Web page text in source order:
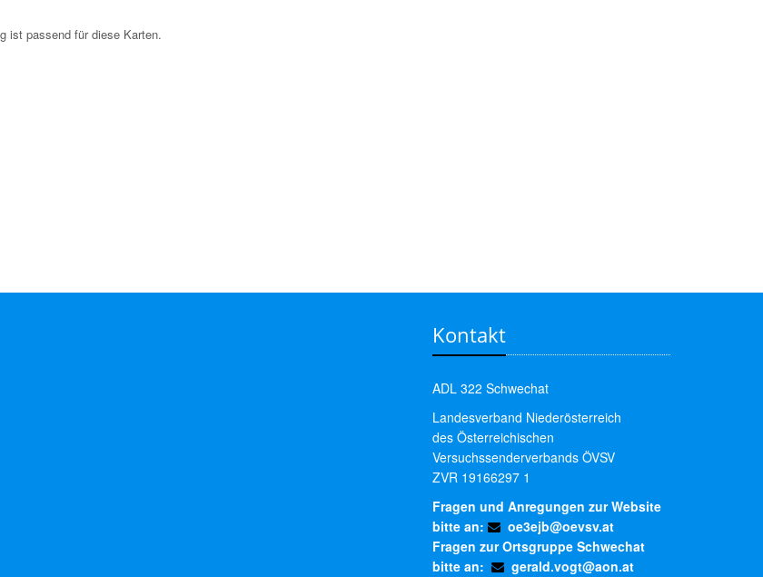
ist passend für diese Karten.
Kontakt
ADL 322 Schwechat
Landesverband Niederösterreich
des Österreichischen
Versuchssenderverbands ÖVSV
ZVR 19166297 1
Fragen und Anregungen zur Website
bitte an:
oe3ejb@oevsv.at
Fragen zur Ortsgruppe Schwechat
bitte an:
gerald.vogt@aon.at